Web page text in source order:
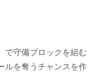
で守備ブロックを組む
ルを奪うチャンスを作